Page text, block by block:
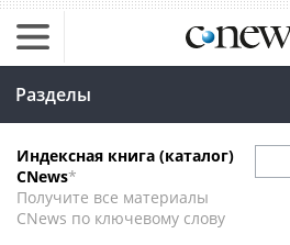
Разделы
Индексная книга (каталог)
CNews*
Получите все материалы
CNews по ключевому слову